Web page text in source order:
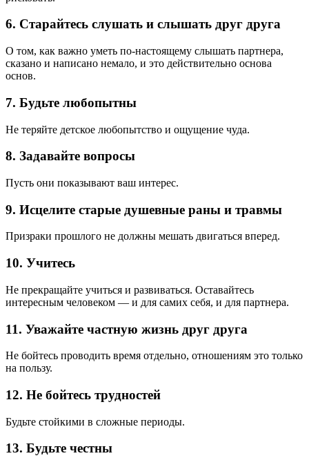
6. Старайтесь слушать и слышать друг друга
О том, как важно уметь по-настоящему слышать партнера,
сказано и написано немало, и это действительно основа
основ.
7. Будьте любопытны
Не теряйте детское любопытство и ощущение чуда.
8. Задавайте вопросы
Пусть они показывают ваш интерес.
9. Исцелите старые душевные раны и травмы
Призраки прошлого не должны мешать двигаться вперед.
10. Учитесь
Не прекращайте учиться и развиваться. Оставайтесь
интересным человеком — и для самих себя, и для партнера.
11. Уважайте частную жизнь друг друга
Не бойтесь проводить время отдельно, отношениям это только
на пользу.
12. Не бойтесь трудностей
Будьте стойкими в сложные периоды.
13. Будьте честны